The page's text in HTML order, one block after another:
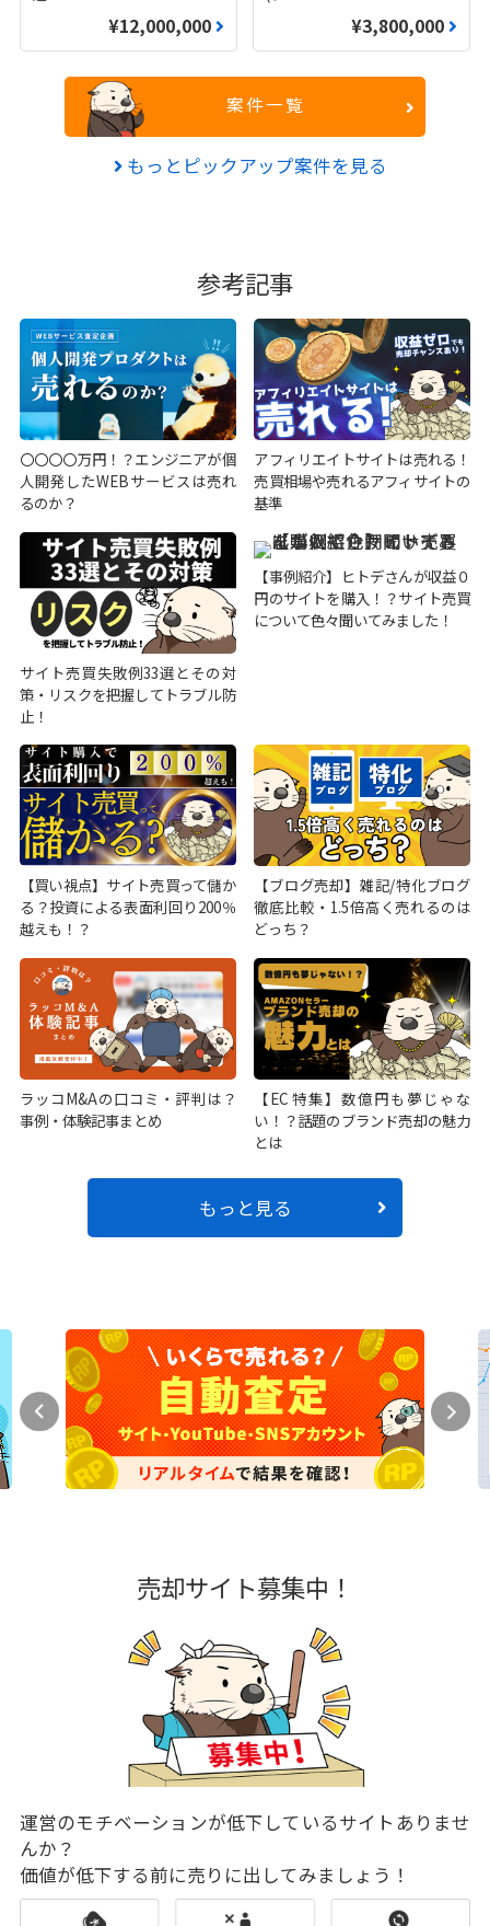
¥12,000,000 ¥3,800,000
案件一覧
もっとピックアップ案件を見る
参考記事
〇〇〇〇万円！？エンジニアが個
人開発したWEBサービスは売れ
るのか？
アフィリエイトサイトは売れる！
売買相場や売れるアフィサイトの
基準
サイト売買失敗例33選とその対
策・リスクを把握してトラブル防
止！
【事例紹介】ヒトデさんが収益０
円のサイトを購入！？サイト売買
について色々聞いてみました！
【買い視点】サイト売買って儲か
る？投資による表面利回り200％
越えも！？
【ブログ売却】雑記/特化ブログ
徹底比較・1.5倍高く売れるのは
どっち？
ラッコM&Aの口コミ・評判は？
事例・体験記事まとめ
【EC特集】数億円も夢じゃな
い！？話題のブランド売却の魅力
とは
もっと見る
売却サイト募集中！
運営のモチベーションが低下しているサイトありませ
んか？
価値が低下する前に売りに出してみましょう！